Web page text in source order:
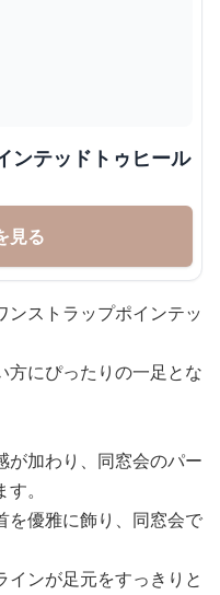
ンテッドトゥヒール
見る
ンストラップポインテッ
方にぴったりの一足とな
が加わり、同窓会のパー
。
を優雅に飾り、同窓会で
ンが足元をすっきりと